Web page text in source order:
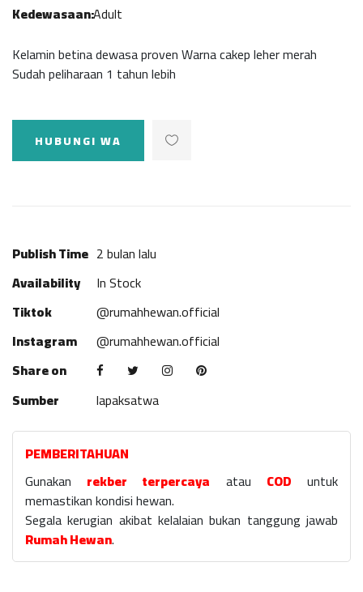
Kedewasaan:Adult
Kelamin betina dewasa proven Warna cakep leher merah
Sudah peliharaan 1 tahun lebih
HUBUNGI WA
Publish Time 2 bulan lalu
Availability
In Stock
Tiktok
@rumahhewan.official
Instagram
@rumahhewan.official
Share on
Sumber
lapaksatwa
PEMBERITAHUAN
Gunakan rekber terpercaya atau COD untuk
memastikan kondisi hewan.
Segala kerugian akibat kelalaian bukan tanggung jawab
Rumah Hewan.